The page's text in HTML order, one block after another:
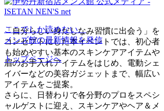
「自分らしい身だしなみ習慣に出会う」を
コンセプトにした本イベントでは、初心者
も始めやすい基本のスキンケアアイテムや
眉のお手入れアイテムをはじめ、電動シェ
イバーなどの美容ガジェットまで、幅広い
アイテムをご提案。
さらに、日替わりで各分野のプロをスペシ
ャルゲストに迎え、スキンケアやヘア＆メ
ここでしか読めない、
メンズ館の最新情報を発信
トップページへ